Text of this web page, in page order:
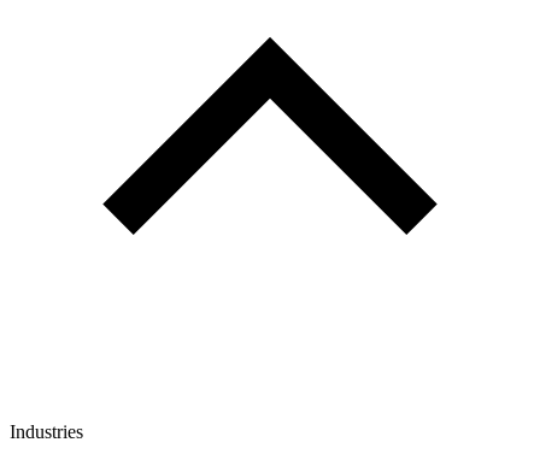
Industries